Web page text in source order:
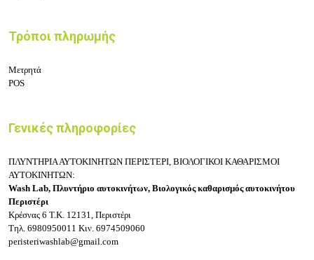
Τρόποι πληρωμής
Μετρητά
POS
Γενικές πληροφορίες
ΠΛΥΝΤΗΡΙΑ ΑΥΤΟΚΙΝΗΤΩΝ ΠΕΡΙΣΤΕΡΙ, ΒΙΟΛΟΓΙΚΟΙ ΚΑΘΑΡΙΣΜΟΙ
ΑΥΤΟΚΙΝΗΤΩΝ:
Wash Lab, Πλυντήριο αυτοκινήτων, Βιολογικός καθαρισμός αυτοκινήτου
Περιστέρι
Κρέσνας 6 Τ.Κ. 12131, Περιστέρι
Τηλ. 6980950011 Κιν. 6974509060
peristeriwashlab@gmail.com